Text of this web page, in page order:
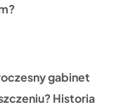
gabinet
Historia